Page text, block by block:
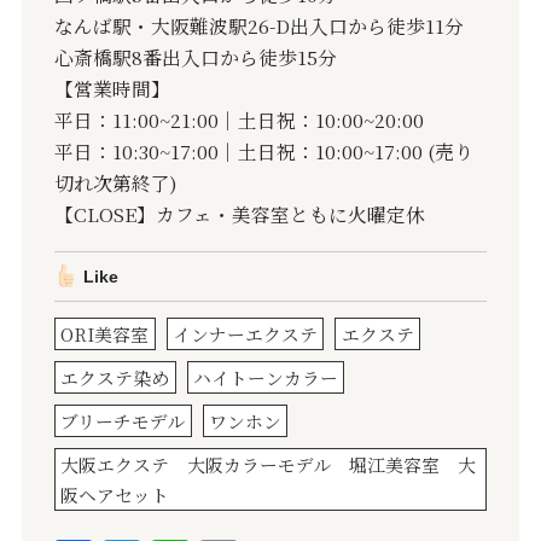
なんば駅・大阪難波駅26-D出入口から徒歩11分
心斎橋駅8番出入口から徒歩15分
【営業時間】
平日：11:00~21:00｜土日祝：10:00~20:00
平日：10:30~17:00｜土日祝：10:00~17:00 (売り
切れ次第終了)
【CLOSE】カフェ・美容室ともに火曜定休
Like
ORI美容室 インナーエクステ
エクステ
エクステ染め
ハイトーンカラー
ブリーチモデル
ワンホン
大阪エクステ 大阪カラーモデル 堀江美容室 大
阪ヘアセット